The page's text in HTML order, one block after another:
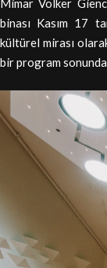
Mimar Volker
binası Kasım 17
kültürel mirası
bir program